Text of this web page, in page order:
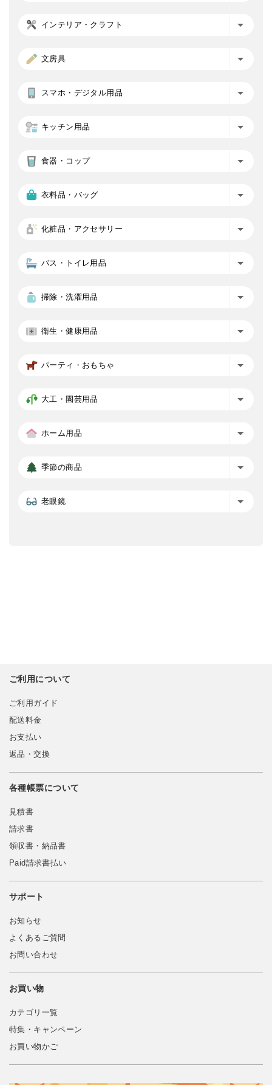
インテリア・クラフト
文房具
スマホ・デジタル用品
キッチン用品
食器・コップ
衣料品・バッグ
化粧品・アクセサリー
バス・トイレ用品
掃除・洗濯用品
衛生・健康用品
パーティ・おもちゃ
大工・園芸用品
ホーム用品
季節の商品
老眼鏡
ご利用について
ご利用ガイド
配送料金
お支払い
返品・交換
各種帳票について
見積書
請求書
領収書・納品書
Paid請求書払い
サポート
お知らせ
よくあるご質問
お問い合わせ
お買い物
カテゴリ一覧
特集・キャンペーン
お買い物かご